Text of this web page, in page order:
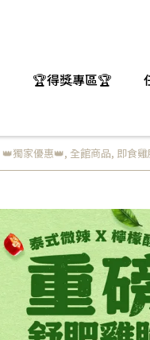
🏆得獎專區🏆
👑獨家優惠👑, 全館商品, 即食